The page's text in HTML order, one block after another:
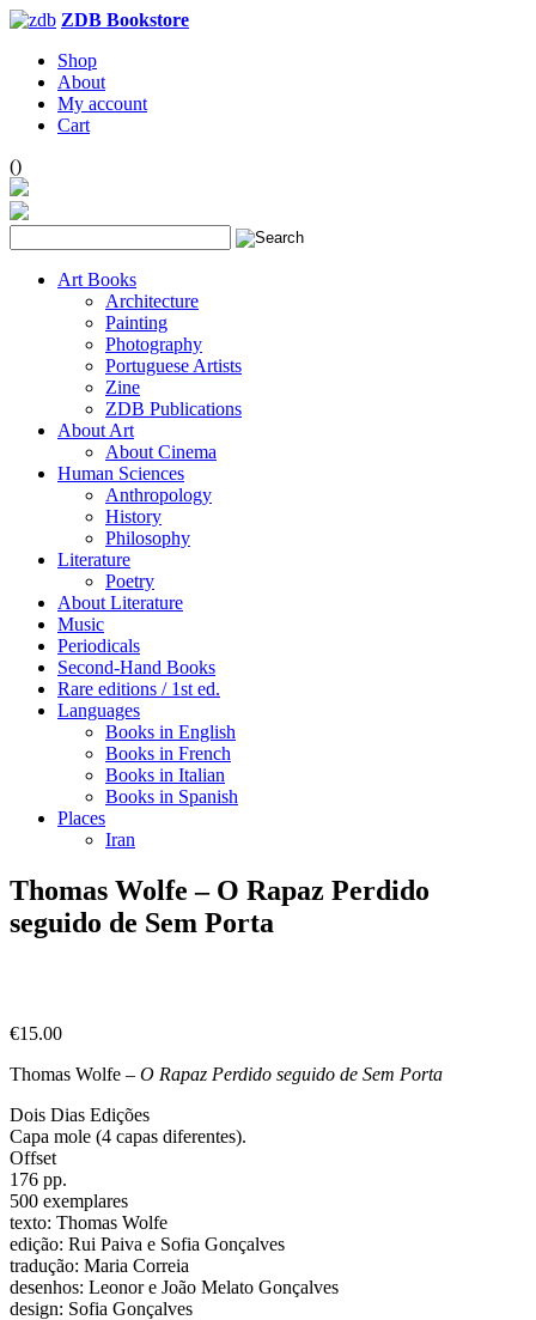
ZDB Bookstore
Shop
About
My account
Cart
()
Art Books
Architecture
Painting
Photography
Portuguese Artists
Zine
ZDB Publications
About Art
About Cinema
Human Sciences
Anthropology
History
Philosophy
Literature
Poetry
About Literature
Music
Periodicals
Second-Hand Books
Rare editions / 1st ed.
Languages
Books in English
Books in French
Books in Italian
Books in Spanish
Places
Iran
Thomas Wolfe – O Rapaz Perdido
seguido de Sem Porta
€15.00
Thomas Wolfe – O Rapaz Perdido seguido de Sem Porta
Dois Dias Edições
Capa mole (4 capas diferentes).
Offset
176 pp.
500 exemplares
texto: Thomas Wolfe
edição: Rui Paiva e Sofia Gonçalves
tradução: Maria Correia
desenhos: Leonor e João Melato Gonçalves
design: Sofia Gonçalves